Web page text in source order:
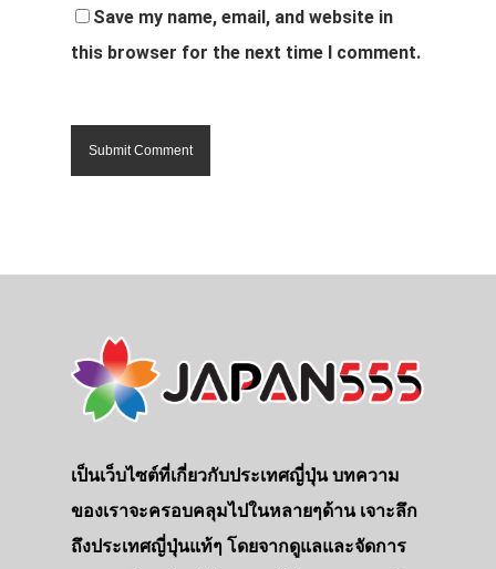
Save my name, email, and website in
this browser for the next time I comment.
เป็นเว็บไซต์ที่เกี่ยวกับประเทศญี่ปุ่น บทความ
ของเราจะครอบคลุมไปในหลายๆด้าน เจาะลึก
ถึงประเทศญี่ปุ่นแท้ๆ โดยจากดูแลและจัดการ